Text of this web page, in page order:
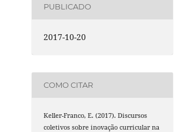
PUBLICADO
2017-10-20
COMO CITAR
Keller-Franco, E. (2017). Discursos
coletivos sobre inovação curricular na